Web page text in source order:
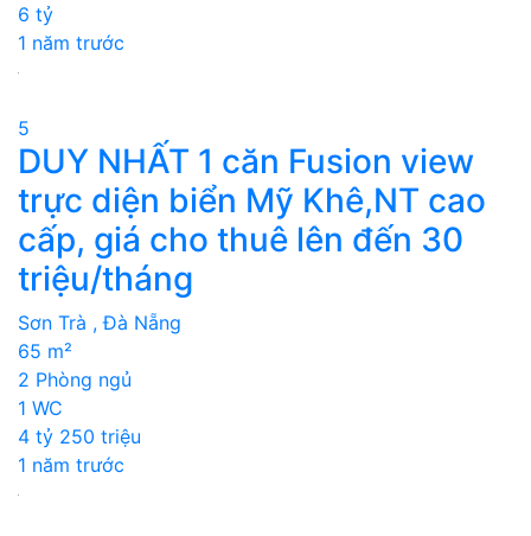
6 tỷ
1 năm trước
5
DUY NHẤT 1 căn Fusion view
trực diện biển Mỹ Khê,NT cao
cấp, giá cho thuê lên đến 30
triệu/tháng
Sơn Trà , Đà Nẵng
65 m²
2 Phòng ngủ
1 WC
4 tỷ 250 triệu
1 năm trước